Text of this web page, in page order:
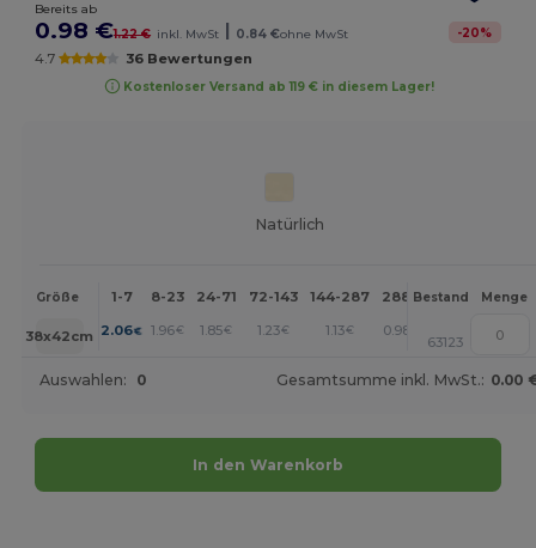
Bereits ab
0.98 €1.22 € inkl. MwSt | 0.84 €ohne MwSt -20%
4.7 36 Bewertungen
Kostenloser Versand ab 119 € in diesem Lager!
Natürlich
Größe 1-7 8-23 24-71 72-143 144-287 288 + Mehr
Bestand Menge
38x42cm 2.06€ 1.96€ 1.85€ 1.23€ 1.13€ 0.98 +
63123
Auswahlen: 0 Gesamtsumme inkl. MwSt.: 0.00
In den Warenkorb